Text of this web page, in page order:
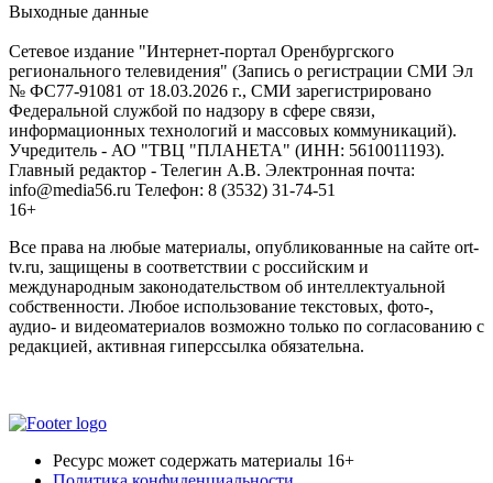
Выходные данные
Сетевое издание "Интернет-портал Оренбургского
регионального телевидения" (Запись о регистрации СМИ Эл
№ ФС77-91081 от 18.03.2026 г., СМИ зарегистрировано
Федеральной службой по надзору в сфере связи,
информационных технологий и массовых коммуникаций).
Учредитель - АО "ТВЦ "ПЛАНЕТА" (ИНН: 5610011193).
Главный редактор - Телегин А.В. Электронная почта:
info@media56.ru Телефон: 8 (3532) 31-74-51
16+
Все права на любые материалы, опубликованные на сайте ort-
tv.ru, защищены в соответствии с российским и
международным законодательством об интеллектуальной
собственности. Любое использование текстовых, фото-,
аудио- и видеоматериалов возможно только по согласованию с
редакцией, активная гиперссылка обязательна.
Ресурс может содержать материалы 16+